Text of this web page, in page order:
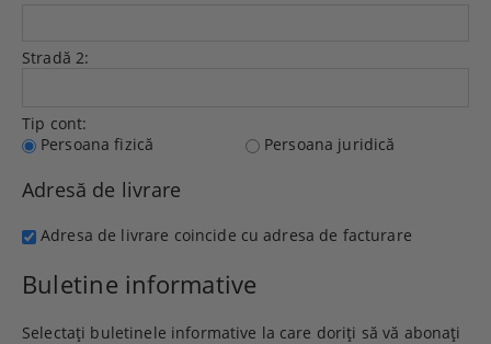
Stradă 2:
Tip cont:
Persoana fizică
Persoana juridică
Adresă de livrare
Adresa de livrare coincide cu adresa de facturare
Buletine informative
Selectați buletinele informative la care doriți să vă abonați